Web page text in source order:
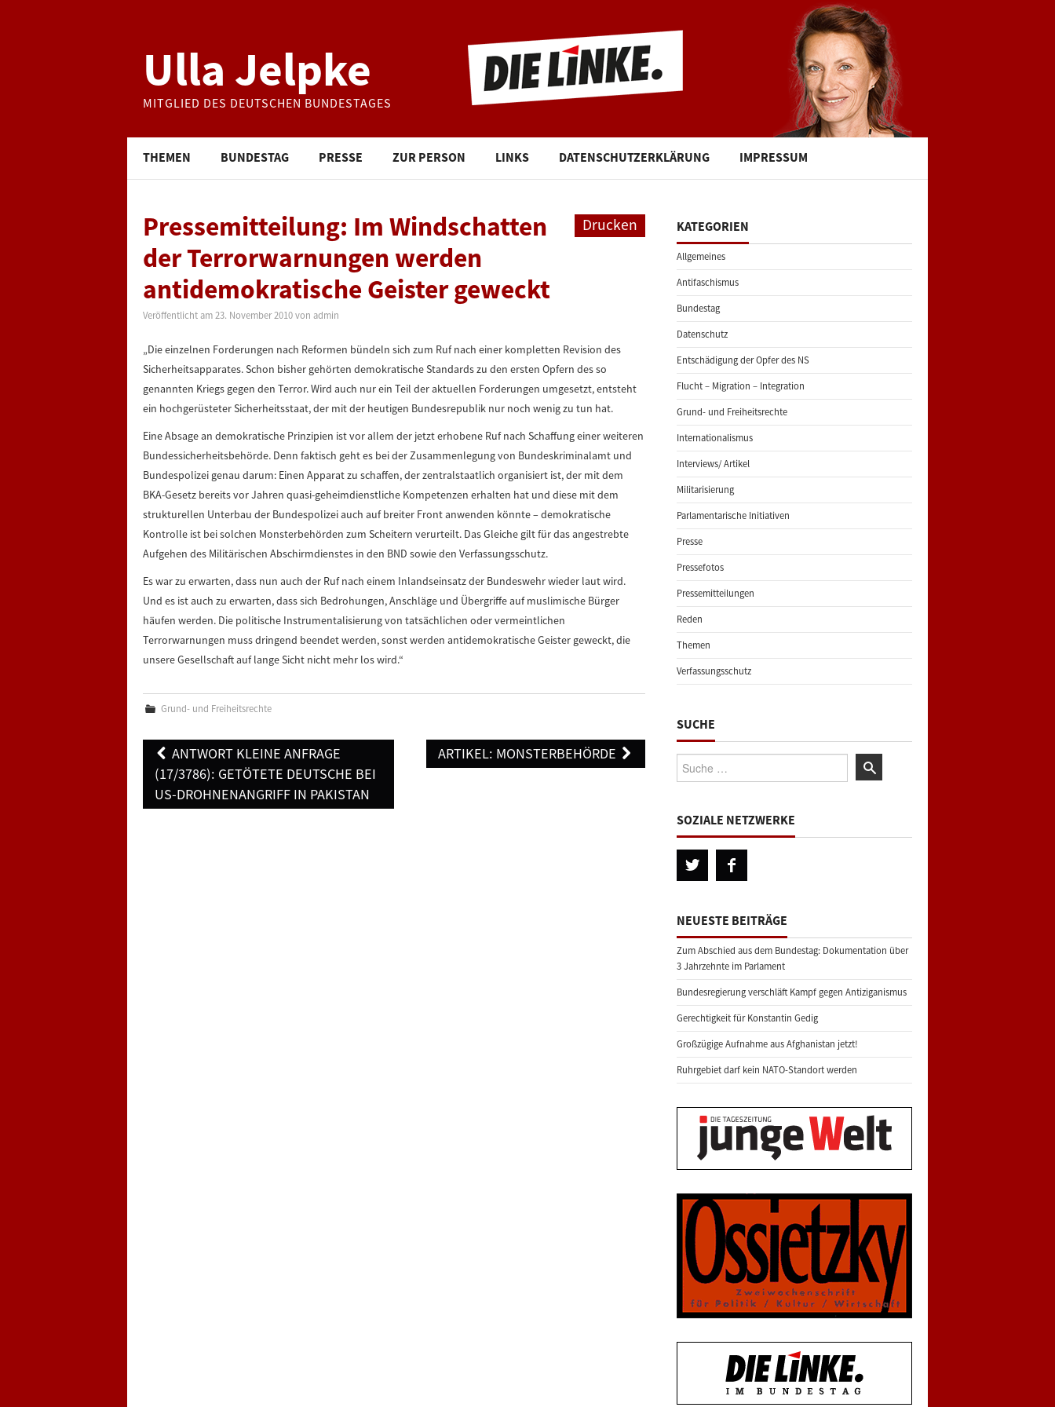
Ulla Jelpke
MITGLIED DES DEUTSCHEN BUNDESTAGES
THEMEN BUNDESTAG PRESSE ZUR PERSON LINKS DATENSCHUTZERKLÄRUNG IMPRESSUM
Drucken
Pressemitteilung: Im Windschatten
der Terrorwarnungen werden
antidemokratische Geister geweckt
Veröffentlicht am 23. November 2010 von admin
„Die einzelnen Forderungen nach Reformen bündeln sich zum Ruf nach einer kompletten Revision des
Sicherheitsapparates. Schon bisher gehörten demokratische Standards zu den ersten Opfern des so
genannten Kriegs gegen den Terror. Wird auch nur ein Teil der aktuellen Forderungen umgesetzt, entsteht
ein hochgerüsteter Sicherheitsstaat, der mit der heutigen Bundesrepublik nur noch wenig zu tun hat.
Eine Absage an demokratische Prinzipien ist vor allem der jetzt erhobene Ruf nach Schaffung einer weiteren
Bundessicherheitsbehörde. Denn faktisch geht es bei der Zusammenlegung von Bundeskriminalamt und
Bundespolizei genau darum: Einen Apparat zu schaffen, der zentralstaatlich organisiert ist, der mit dem
BKA-Gesetz bereits vor Jahren quasi-geheimdienstliche Kompetenzen erhalten hat und diese mit dem
strukturellen Unterbau der Bundespolizei auch auf breiter Front anwenden könnte – demokratische
Kontrolle ist bei solchen Monsterbehörden zum Scheitern verurteilt. Das Gleiche gilt für das angestrebte
Aufgehen des Militärischen Abschirmdienstes in den BND sowie den Verfassungsschutz.
Es war zu erwarten, dass nun auch der Ruf nach einem Inlandseinsatz der Bundeswehr wieder laut wird.
Und es ist auch zu erwarten, dass sich Bedrohungen, Anschläge und Übergriffe auf muslimische Bürger
häufen werden. Die politische Instrumentalisierung von tatsächlichen oder vermeintlichen
Terrorwarnungen muss dringend beendet werden, sonst werden antidemokratische Geister geweckt, die
unsere Gesellschaft auf lange Sicht nicht mehr los wird.“
Grund- und Freiheitsrechte
Post
navigation
ANTWORT KLEINE ANFRAGE
(17/3786): GETÖTETE DEUTSCHE BEI
US-DROHNENANGRIFF IN PAKISTAN
ARTIKEL: MONSTERBEHÖRDE
KATEGORIEN
Allgemeines
Antifaschismus
Bundestag
Datenschutz
Entschädigung der Opfer des NS
Flucht – Migration – Integration
Grund- und Freiheitsrechte
Internationalismus
Interviews/ Artikel
Militarisierung
Parlamentarische Initiativen
Presse
Pressefotos
Pressemitteilungen
Reden
Themen
Verfassungsschutz
SUCHE
Suche:
SOZIALE NETZWERKE
NEUESTE BEITRÄGE
Zum Abschied aus dem Bundestag: Dokumentation über
3 Jahrzehnte im Parlament
Bundesregierung verschläft Kampf gegen Antiziganismus
Gerechtigkeit für Konstantin Gedig
Großzügige Aufnahme aus Afghanistan jetzt!
Ruhrgebiet darf kein NATO-Standort werden